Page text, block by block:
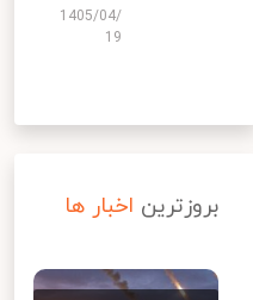
1405/04/
19
بروزترین اخبار ها